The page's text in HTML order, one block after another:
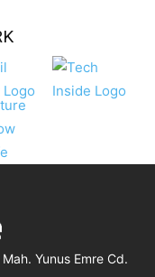
Yunus Emre Cd.